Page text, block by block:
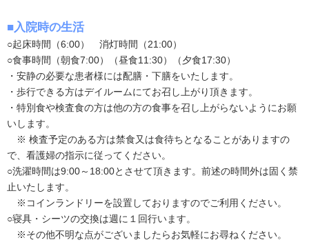
■入院時の生活
○起床時間（6:00） 消灯時間（21:00）
○食事時間（朝食7:00）（昼食11:30）（夕食17:30）
・安静の必要な患者様には配膳・下膳をいたします。
・歩行できる方はデイルームにてお召し上がり頂きます。
・特別食や検査食の方は他の方の食事を召し上がらないようにお願
いします。
※ 検査予定のある方は禁食又は食待ちとなることがありますの
で、看護婦の指示に従ってください。
○洗濯時間は9:00～18:00とさせて頂きます。前述の時間外は固く禁
止いたします。
※コインランドリーを設置しておりますのでご利用ください。
○寝具・シーツの交換は週に１回行います。
※その他不明な点がございましたらお気軽にお尋ねください。